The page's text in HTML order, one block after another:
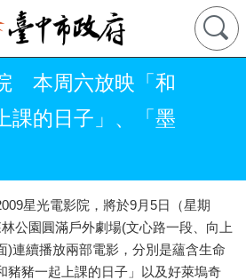
本周六放映「和
課的日子」、「墨
星光電影院，將於9月5日（星期
公園圓滿戶外劇場(文心路一段、向上
)連續播放兩部電影，分別是蘊含生命
豬豬一起上課的日子」以及好萊塢奇